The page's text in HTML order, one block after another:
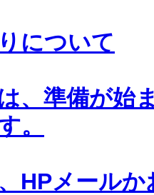
について
、準備が始
。
HPメール